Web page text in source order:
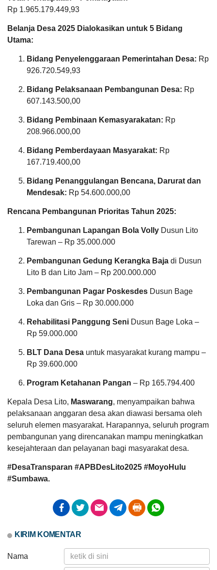
Rp 1.965.179.449,93
Belanja Desa 2025 Dialokasikan untuk 5 Bidang
Utama:
Bidang Penyelenggaraan Pemerintahan Desa: Rp
926.720.549,93
Bidang Pelaksanaan Pembangunan Desa: Rp
607.143.500,00
Bidang Pembinaan Kemasyarakatan: Rp
208.966.000,00
Bidang Pemberdayaan Masyarakat: Rp
167.719.400,00
Bidang Penanggulangan Bencana, Darurat dan
Mendesak: Rp 54.600.000,00
Rencana Pembangunan Prioritas Tahun 2025:
Pembangunan Lapangan Bola Volly Dusun Lito
Tarewan – Rp 35.000.000
Pembangunan Gedung Kerangka Baja di Dusun
Lito B dan Lito Jam – Rp 200.000.000
Pembangunan Pagar Poskesdes Dusun Bage
Loka dan Gris – Rp 30.000.000
Rehabilitasi Panggung Seni Dusun Bage Loka –
Rp 59.000.000
BLT Dana Desa untuk masyarakat kurang mampu –
Rp 39.600.000
Program Ketahanan Pangan – Rp 165.794.400
Kepala Desa Lito, Maswarang, menyampaikan bahwa
pelaksanaan anggaran desa akan diawasi bersama oleh
seluruh elemen masyarakat. Harapannya, seluruh program
pembangunan yang direncanakan mampu meningkatkan
kesejahteraan dan pelayanan bagi masyarakat desa.
#DesaTransparan #APBDesLito2025 #MoyoHulu
#Sumbawa.
KIRIM KOMENTAR
Nama
Mei
Kali
OPTIMALISASI
JALAN
USAHA
PRODUKSI
GRIS
DESA
LITO
MOYO
HULU
Anggaran
50.000.000,00
Realisasi
RP 0,00
Anggaran
Rp
828.972.000,00
Realisasi